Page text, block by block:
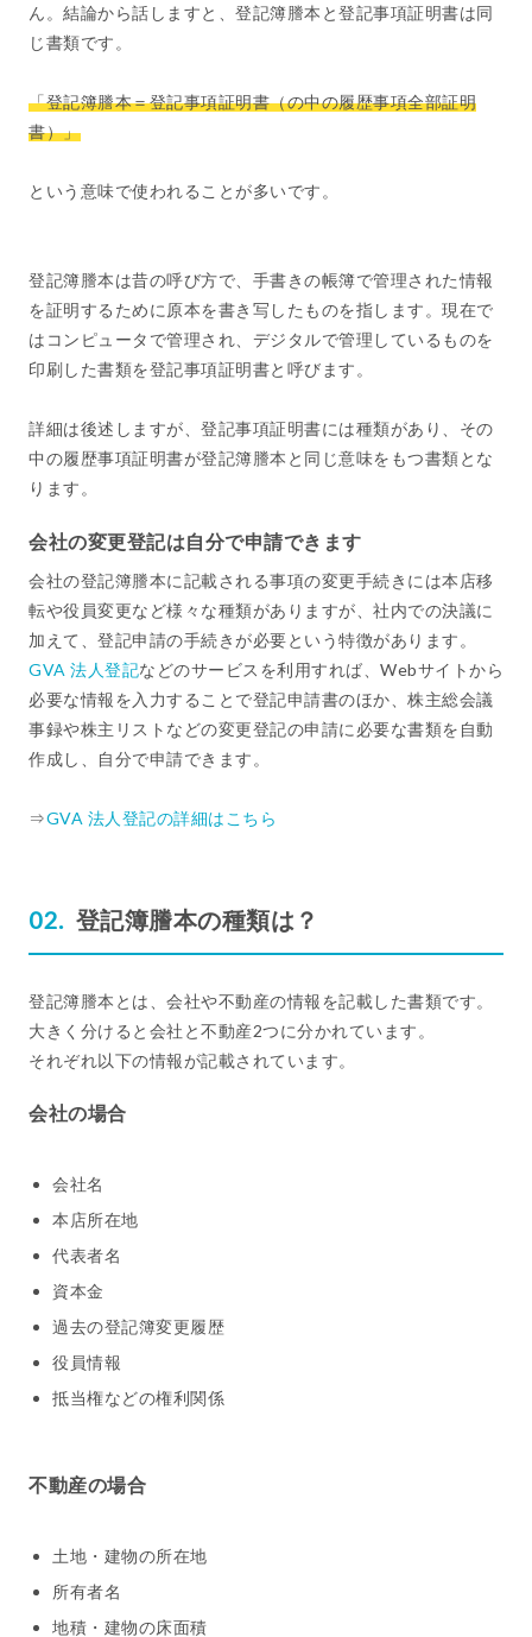
ん。結論から話しますと、登記簿謄本と登記事項証明書は同
じ書類です。
「登記簿謄本＝登記事項証明書（の中の履歴事項全部証明
書）」
という意味で使われることが多いです。
登記簿謄本は昔の呼び方で、手書きの帳簿で管理された情報
を証明するために原本を書き写したものを指します。現在で
はコンピュータで管理され、デジタルで管理しているものを
印刷した書類を登記事項証明書と呼びます。
詳細は後述しますが、登記事項証明書には種類があり、その
中の履歴事項証明書が登記簿謄本と同じ意味をもつ書類とな
ります。
会社の変更登記は自分で申請できます
会社の登記簿謄本に記載される事項の変更手続きには本店移
転や役員変更など様々な種類がありますが、社内での決議に
加えて、登記申請の手続きが必要という特徴があります。
GVA 法人登記などのサービスを利用すれば、Webサイトから
必要な情報を入力することで登記申請書のほか、株主総会議
事録や株主リストなどの変更登記の申請に必要な書類を自動
作成し、自分で申請できます。
⇒GVA 法人登記の詳細はこちら
登記簿謄本の種類は？
登記簿謄本とは、会社や不動産の情報を記載した書類です。
大きく分けると会社と不動産2つに分かれています。
それぞれ以下の情報が記載されています。
会社の場合
会社名
本店所在地
代表者名
資本金
過去の登記簿変更履歴
役員情報
抵当権などの権利関係
不動産の場合
土地・建物の所在地
所有者名
地積・建物の床面積